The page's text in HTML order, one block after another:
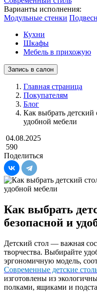
Варианты исполнения:
Модульные стенки
Кухни
Шкафы
Мебель в прихожую
Запись в салон
Главная страница
Покупателям
Блог
Как выбрать детский
удобной мебели
04.08.2025
590
Поделиться
Как выбрать
безопасной и
Детский стол — важная
творчества. Выбирайте
эргономичную модель,
Современные детские
изготовлены из
полками, ящиками и